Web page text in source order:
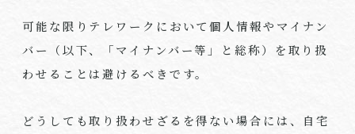
可能な限りテレワークにおいて個人情報やマイナン
バー（以下、「マイナンバー等」と総称）を取り扱
わせることは避けるべきです。
どうしても取り扱わせざるを得ない場合には、自宅